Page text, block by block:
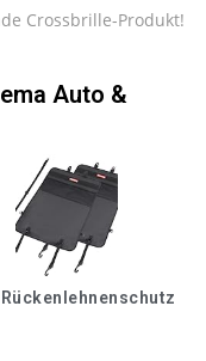
Crossbrille-Produkt!
Auto &